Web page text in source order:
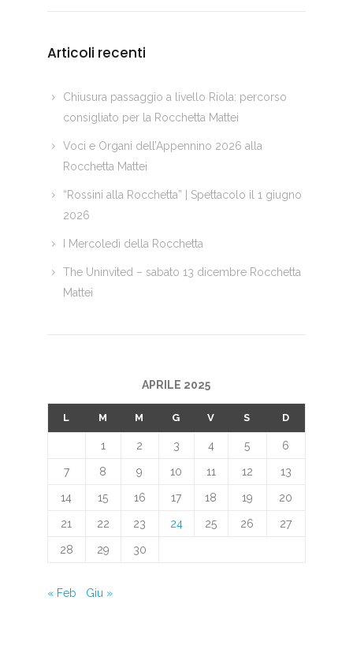
Articoli recenti
Chiusura passaggio a livello Riola: percorso
consigliato per la Rocchetta Mattei
Voci e Organi dell’Appennino 2026 alla
Rocchetta Mattei
“Rossini alla Rocchetta” | Spettacolo il 1 giugno
2026
I Mercoledì della Rocchetta
The Uninvited – sabato 13 dicembre Rocchetta
Mattei
APRILE 2025
L M M G V S D
1 2 3 4 5 6
7 8 9 10 11 12 13
14 15 16 17 18 19 20
21 22 23 24 25 26 27
28 29 30
« Feb Giu »